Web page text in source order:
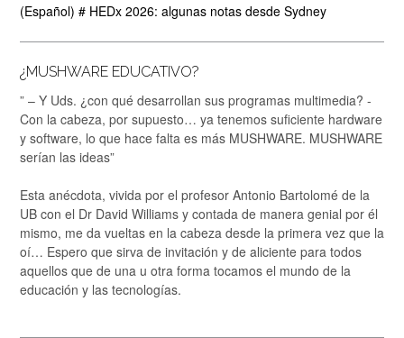
(Español) # HEDx 2026: algunas notas desde Sydney
¿MUSHWARE EDUCATIVO?
” – Y Uds. ¿con qué desarrollan sus programas multimedia? -
Con la cabeza, por supuesto… ya tenemos suficiente hardware
y software, lo que hace falta es más MUSHWARE. MUSHWARE
serían las ideas”
Esta anécdota, vivida por el profesor Antonio Bartolomé de la
UB con el Dr David Williams y contada de manera genial por él
mismo, me da vueltas en la cabeza desde la primera vez que la
oí… Espero que sirva de invitación y de aliciente para todos
aquellos que de una u otra forma tocamos el mundo de la
educación y las tecnologías.